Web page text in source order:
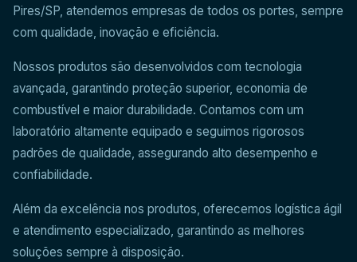
Pires/SP, atendemos empresas de todos os portes, sempre
com qualidade, inovação e eficiência.
Nossos produtos são desenvolvidos com tecnologia
avançada, garantindo proteção superior, economia de
combustível e maior durabilidade. Contamos com um
laboratório altamente equipado e seguimos rigorosos
padrões de qualidade, assegurando alto desempenho e
confiabilidade.
Além da excelência nos produtos, oferecemos logística ágil
e atendimento especializado, garantindo as melhores
soluções sempre à disposição.